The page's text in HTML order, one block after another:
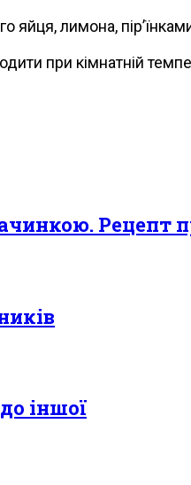
лимона,
при кімнатній
Рецепт
іншої